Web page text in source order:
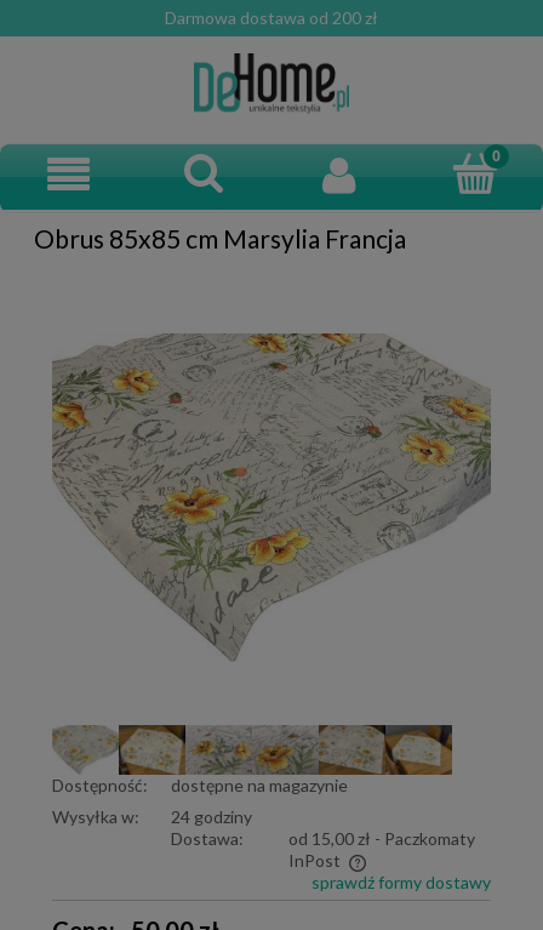
Darmowa dostawa od 200 zł
Obrus 85x85 cm Marsylia Francja
Dostępność:
dostępne na magazynie
Wysyłka w:
24 godziny
Dostawa:
od 15,00 zł - Paczkomaty
InPost
Cena nie zawiera ewentualnych kosztów płatności
sprawdź formy dostawy